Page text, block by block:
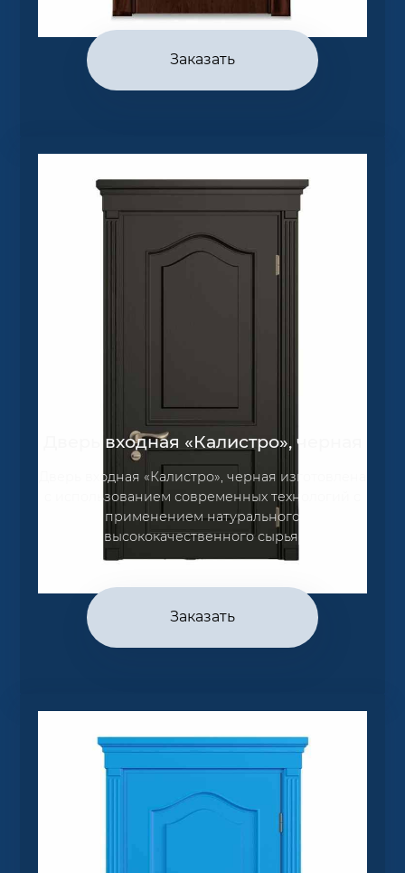
Заказать
Дверь входная «Калистро», черная
Дверь входная «Калистро», черная изготовлена
с использованием современных технологий с
применением натурального
высококачественного сырья.
Заказать